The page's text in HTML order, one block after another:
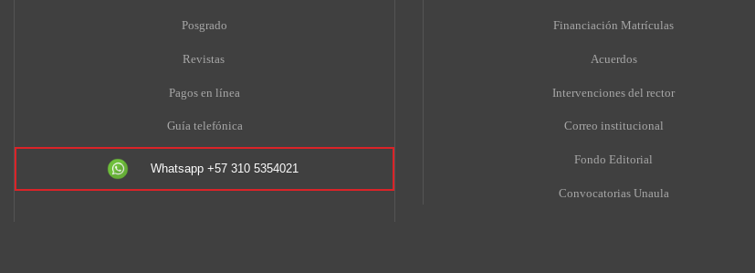
Posgrado
Revistas
Pagos en línea
Guía telefónica
Whatsapp +57 310 5354021
Financiación Matrículas
Acuerdos
Intervenciones del rector
Correo institucional
Fondo Editorial
Convocatorias Unaula